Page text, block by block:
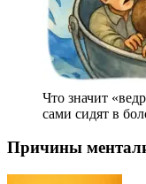
Что значит
сами сидят в
Причины